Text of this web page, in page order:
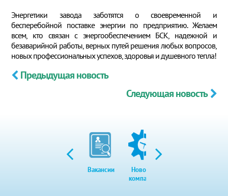
Энергетики завода заботятся о своевременной и
бесперебойной поставке энергии по предприятию. Желаем
всем, кто связан с энергообеспечением БСК, надежной и
безаварийной работы, верных путей решения любых вопросов,
новых профессиональных успехов, здоровья и душевного тепла!
Предыдущая новость
Следующая новость
Вакансии
Новости
компании